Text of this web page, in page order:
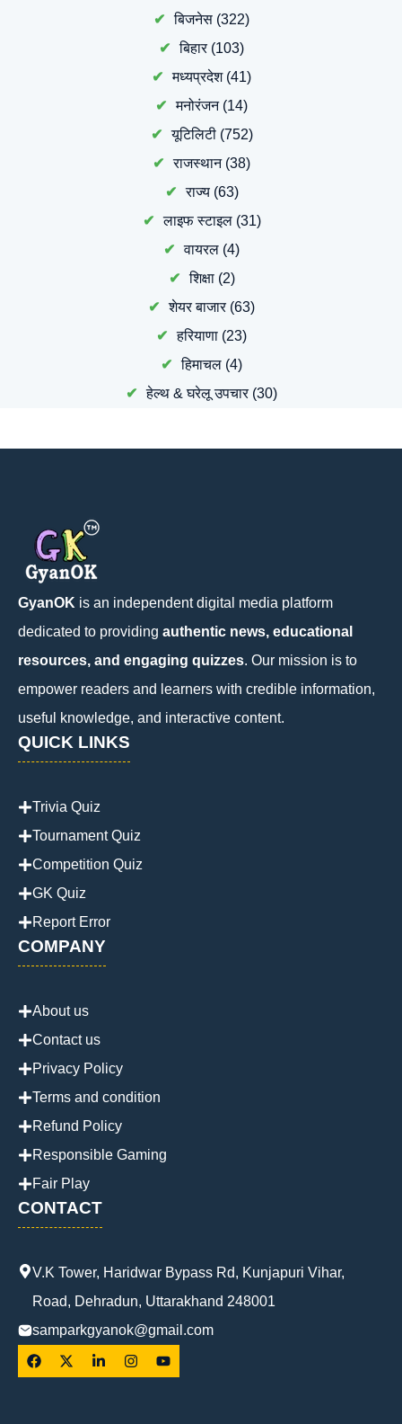
बिजनेस (322)
बिहार(103)
मध्यप्रदेश(41)
मनोरंजन(14)
यूटिलिटी(752)
राजस्थान(38)
राज्य(63)
लाइफ स्टाइल(31)
वायरल (4)
शिक्षा(2)
शेयर बाजार(63)
हरियाणा (23)
हिमाचल (4)
हेल्थ & घरेलू उपचार(30)
GyanOK is an independent digital media platform
dedicated to providing authentic news, educational
resources, and engaging quizzes. Our mission is to
empower readers and learners with credible information,
useful knowledge, and interactive content.
QUICK LINKS
Trivia Quiz
Tournament Quiz
Competition Quiz
GK Quiz
Report Error
COMPANY
About us
Contact us
Privacy Policy
Terms and condition
Refund Policy
Responsible Gaming
Fair Play
CONTACT
V.K Tower, Haridwar Bypass Rd, Kunjapuri Vihar,
Road, Dehradun, Uttarakhand 248001
samparkgyanok@gmail.com